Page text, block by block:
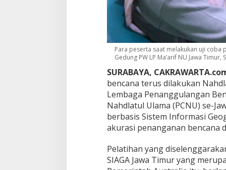
e
m
t
a
a
n
i
g
t
a
l
,
i
a
p
Para peserta saat melakukan uji
Gedung PW LP Ma’arif NU Jawa
SURABAYA,
bencana terus dilakukan
Lembaga Penanggulangan
Nahdlatul Ulama (PCNU) se-
berbasis Sistem Informasi
akurasi penanganan bencana
Pelatihan yang
SIAGA Jawa Timur yang